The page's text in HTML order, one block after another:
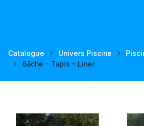
Catalogue Univers Piscine
Bâche - Tapis - Liner